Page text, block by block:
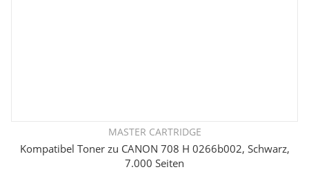
MASTER CARTRIDGE
Kompatibel Toner zu CANON 708 H 0266b002, Schwarz,
7.000 Seiten